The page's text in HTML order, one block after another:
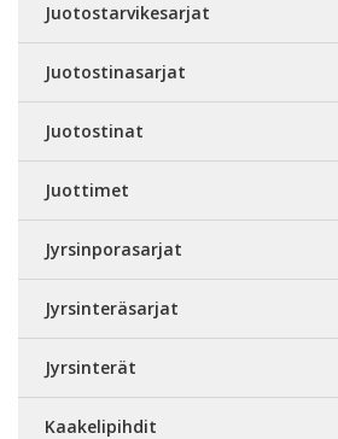
Juotostarvikesarjat
Juotostinasarjat
Juotostinat
Juottimet
Jyrsinporasarjat
Jyrsinteräsarjat
Jyrsinterät
Kaakelipihdit